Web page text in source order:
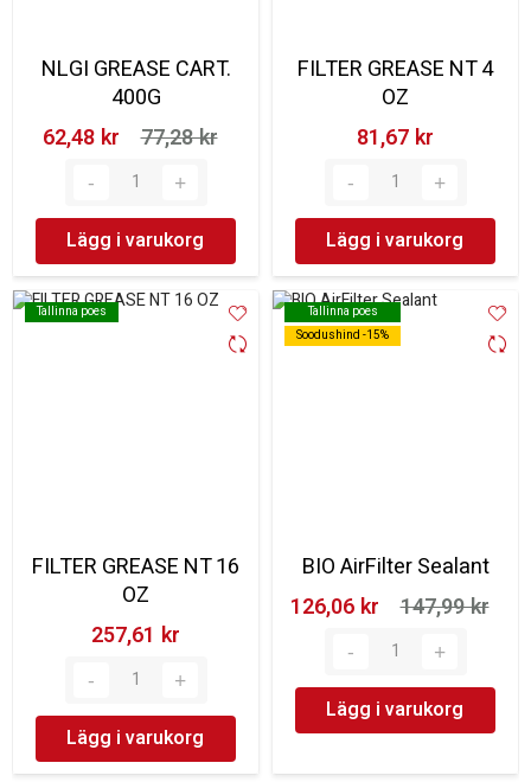
NLGI GREASE CART.
400G
62,48 kr‎
77,28 kr‎
Lägg i varukorg
FILTER GREASE NT 4
OZ
81,67 kr‎
Lägg i varukorg
Tallinna poes
Tallinna poes
FILTER GREASE NT 16
OZ
257,61 kr‎
Lägg i varukorg
Tallinna poes
Soodushind -15%
Tallinna poes
Soodushind -15%
BIO AirFilter Sealant
126,06 kr‎
147,99 kr‎
Lägg i varukorg